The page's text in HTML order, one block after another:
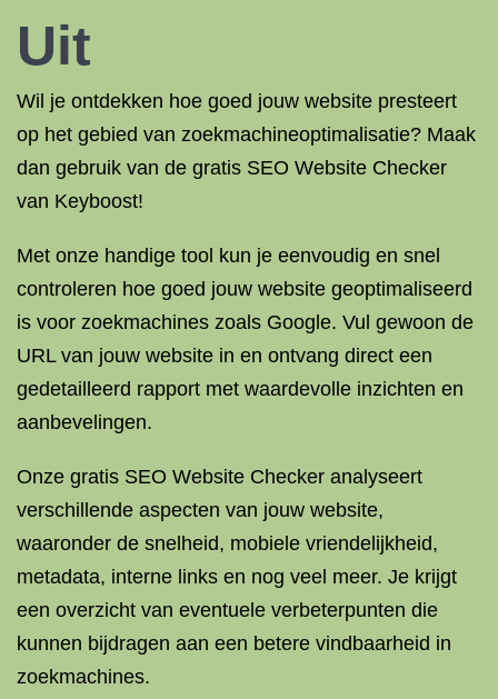
Uit
Wil je ontdekken hoe goed jouw website presteert
op het gebied van zoekmachineoptimalisatie? Maak
dan gebruik van de gratis SEO Website Checker
van Keyboost!
Met onze handige tool kun je eenvoudig en snel
controleren hoe goed jouw website geoptimaliseerd
is voor zoekmachines zoals Google. Vul gewoon de
URL van jouw website in en ontvang direct een
gedetailleerd rapport met waardevolle inzichten en
aanbevelingen.
Onze gratis SEO Website Checker analyseert
verschillende aspecten van jouw website,
waaronder de snelheid, mobiele vriendelijkheid,
metadata, interne links en nog veel meer. Je krijgt
een overzicht van eventuele verbeterpunten die
kunnen bijdragen aan een betere vindbaarheid in
zoekmachines.